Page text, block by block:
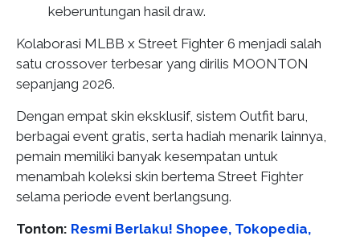
keberuntungan hasil draw.
Kolaborasi MLBB x Street Fighter 6 menjadi salah
satu crossover terbesar yang dirilis MOONTON
sepanjang 2026.
Dengan empat skin eksklusif, sistem Outfit baru,
berbagai event gratis, serta hadiah menarik lainnya,
pemain memiliki banyak kesempatan untuk
menambah koleksi skin bertema Street Fighter
selama periode event berlangsung.
Tonton: Resmi Berlaku! Shopee, Tokopedia,